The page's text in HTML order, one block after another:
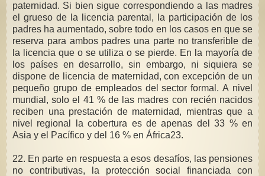
paternidad. Si bien sigue correspondiendo a las madres
el grueso de la licencia parental, la participación de los
padres ha aumentado, sobre todo en los casos en que se
reserva para ambos padres una parte no transferible de
la licencia que o se utiliza o se pierde. En la mayoría de
los países en desarrollo, sin embargo, ni siquiera se
dispone de licencia de maternidad, con excepción de un
pequeño grupo de empleados del sector formal. A nivel
mundial, solo el 41 % de las madres con recién nacidos
reciben una prestación de maternidad, mientras que a
nivel regional la cobertura es de apenas del 33 % en
Asia y el Pacífico y del 16 % en África23.
22. En parte en respuesta a esos desafíos, las pensiones
no contributivas, la protección social financiada con